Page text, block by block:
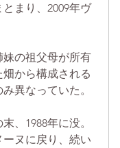
まり、2009年ヴ
の祖父母が所有
から構成される
異なっていた。
、1988年に没。
ヌに戻り、続い